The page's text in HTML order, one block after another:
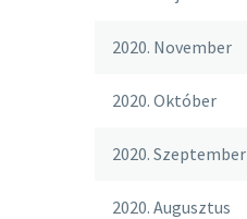
2020. November
2020. Október
2020. Szeptember
2020. Augusztus